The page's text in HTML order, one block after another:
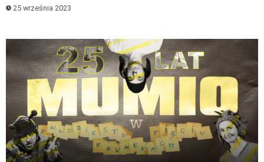
25 września 2023
Odtwarzacz
plików
dźwiękowych